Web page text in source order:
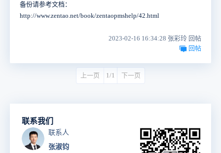
备份请参考文档：
http://www.zentao.net/book/zentaopmshelp/42.html
2023-02-16 16:34:28 张彩玲 回帖
回帖
上一页 1/1 下一页
联系我们
联系人
张淑钧